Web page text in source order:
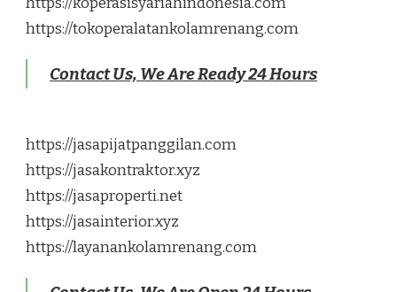
https://tokoperalatankolamrenang.com
Contact Us, We Are Ready 24 Hours
https://jasapijatpanggilan.com
https://jasakontraktor.xyz
https://jasaproperti.net
https://jasainterior.xyz
https://layanankolamrenang.com